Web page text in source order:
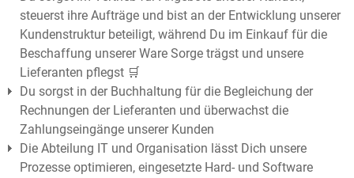
steuerst ihre Aufträge und bist an der Entwicklung unserer
Kundenstruktur beteiligt, während Du im Einkauf für die
Beschaffung unserer Ware Sorge trägst und unsere
Lieferanten pflegst 🛒
Du sorgst in der Buchhaltung für die Begleichung der
Rechnungen der Lieferanten und überwachst die
Zahlungseingänge unserer Kunden
Die Abteilung IT und Organisation lässt Dich unsere
Prozesse optimieren, eingesetzte Hard- und Software